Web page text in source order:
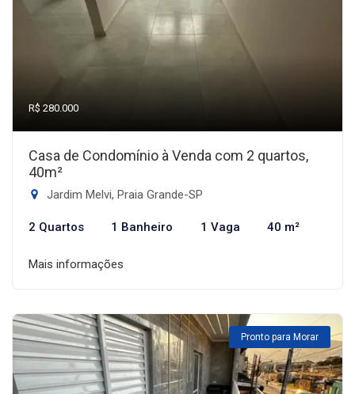
R$ 280.000
Casa de Condomínio à Venda com 2 quartos,
40m²
Jardim Melvi, Praia Grande-SP
2 Quartos 1 Banheiro 1 Vaga 40 m²
Mais informações
Pronto para Morar